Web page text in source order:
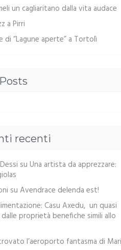
un cagliaritano dalla vita audace
a Pirri
di “Lagune aperte” a Tortolì
recenti
su Una artista da apprezzare:
su Avendrace delenda est!
Casu Axedu, un quasi
proprietà benefiche simili allo
l’aeroporto fantasma di